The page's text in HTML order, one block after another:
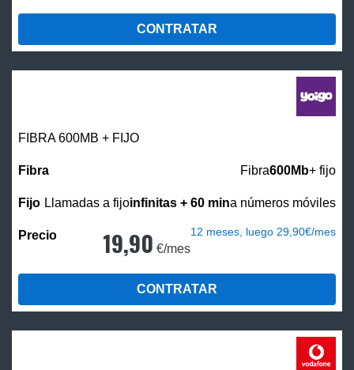
CONTRATAR
FIBRA 600MB + FIJO
Fibra600Mb+ fijo
Llamadas a fijoinfinitas + 60 mina números móviles
19,90 €/mes
12 meses, luego 29,90€/mes
CONTRATAR